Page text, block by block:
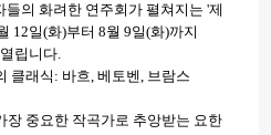
의 화려한 연주회가 펼쳐지는 '제
12일(화)부터 8월 9일(화)까지
립니다.
클래식: 바흐, 베토벤, 브람스
장 중요한 작곡가로 추앙받는 요한